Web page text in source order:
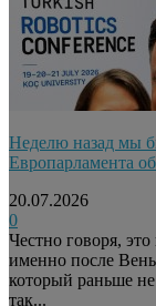
Неделю назад мы
Европарламента
20.07.2026
0
Честно говоря,
именно после
который раньше
так...